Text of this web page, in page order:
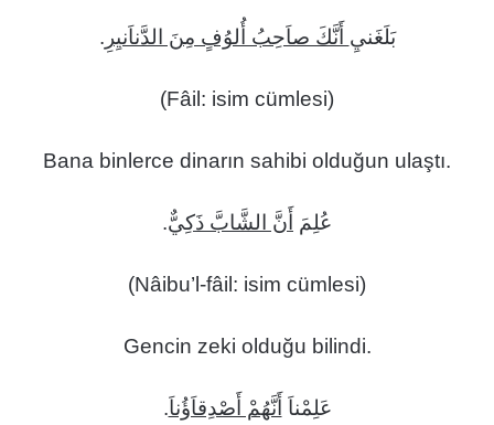
بَلَغَنيِ أَنَّكَ صاَحِبُ أُلوُفٍ مِنَ الدَّناَنيِرِ .
(Fâil: isim cümlesi)
Bana binlerce dinarın sahibi olduğun ulaştı.
عُلِمَ أَنَّ الشَّابَّ ذَكِيٌّ.
(Nâibu’l-fâil: isim cümlesi)
Gencin zeki olduğu bilindi.
عَلِمْناَ أَنَّهُمْ أَصْدِقاَؤُناَ.